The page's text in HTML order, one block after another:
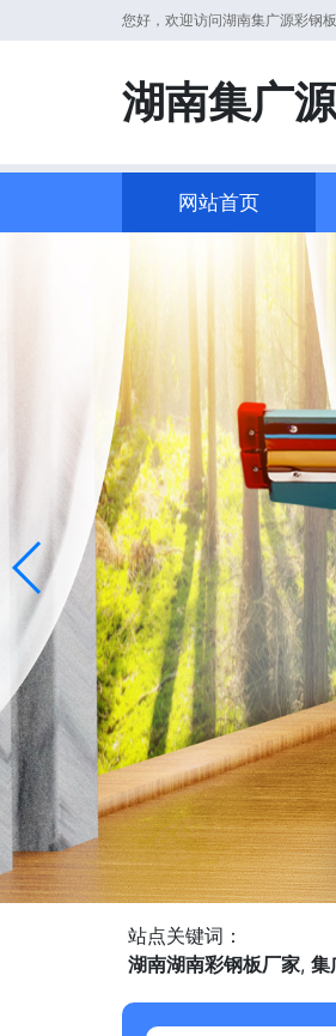
您好，欢迎访问湖南集广源彩钢
湖南集广
网站首页
站点关键词：
湖南湖南彩钢板厂家, 集